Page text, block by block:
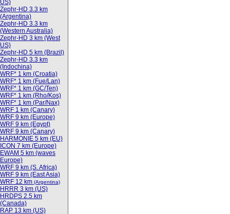
US)
Zephr-HD 3.3 km
(Argentina)
Zephr-HD 3.3 km
(Western Australia)
Zephr-HD 3 km (West
US)
Zephr-HD 5 km (Brazil)
Zephr-HD 3.3 km
(Indochina)
WRF* 1 km (Croatia)
WRF* 1 km (Fue/Lan)
WRF* 1 km (GC/Ten)
WRF* 1 km (Rho/Kos)
WRF* 1 km (Par/Nax)
WRF 1 km (Canary)
WRF 9 km (Europe)
WRF 9 km (Egypt)
WRF 9 km (Canary)
HARMONIE 5 km (EU)
ICON 7 km (Europe)
EWAM 5 km (waves
Europe)
WRF 9 km (S. Africa)
WRF 9 km (East Asia)
WRF 12 km (Argentina)
HRRR 3 km (US)
HRDPS 2.5 km
(Canada)
RAP 13 km (US)